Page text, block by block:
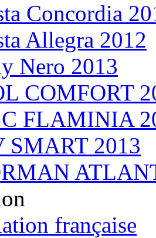
Concordia
Allegra 2012
Nero 2013
COMFORT
FLAMINIA
SMART 2013
française